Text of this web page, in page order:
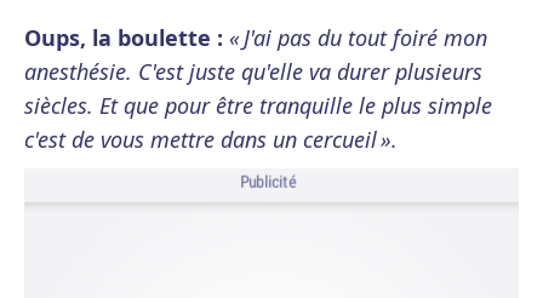
Oups, la boulette : « J'ai pas du tout foiré mon
anesthésie. C'est juste qu'elle va durer plusieurs
siècles. Et que pour être tranquille le plus simple
c'est de vous mettre dans un cercueil ».
Publicité